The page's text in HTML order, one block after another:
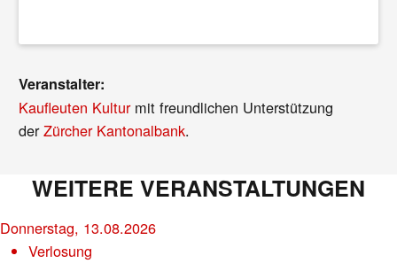
Veranstalter:
Kaufleuten Kulturmit freundlichen Unterstützung
derZürcher Kantonalbank.
WEITERE VERANSTALTUNGEN
Donnerstag, 13.08.2026
Verlosung